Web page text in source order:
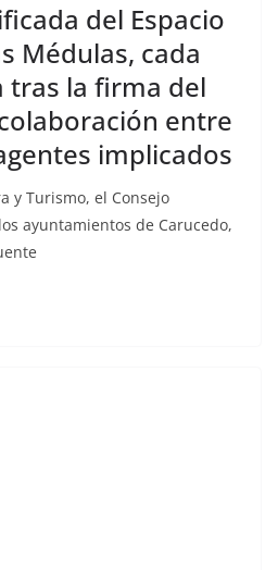
del Espacio
Médulas, cada
tras la firma del
entre
implicados
y Turismo, el Consejo
ayuntamientos de Carucedo,